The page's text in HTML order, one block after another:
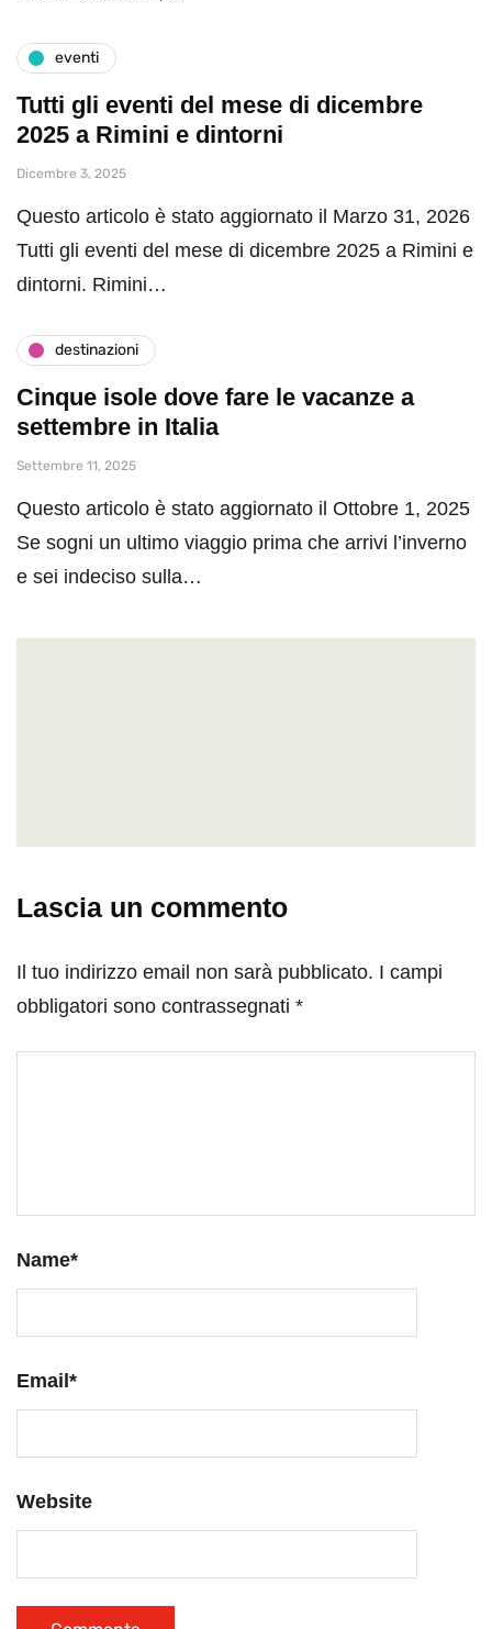
eventi
Tutti gli eventi del mese di dicembre
2025 a Rimini e dintorni
Dicembre 3, 2025
Questo articolo è stato aggiornato il Marzo 31, 2026
Tutti gli eventi del mese di dicembre 2025 a Rimini e
dintorni. Rimini…
destinazioni
Cinque isole dove fare le vacanze a
settembre in Italia
Settembre 11, 2025
Questo articolo è stato aggiornato il Ottobre 1, 2025
Se sogni un ultimo viaggio prima che arrivi l’inverno
e sei indeciso sulla…
Lascia un commento
Il tuo indirizzo email non sarà pubblicato. I campi
obbligatori sono contrassegnati *
Name*
Email*
Website